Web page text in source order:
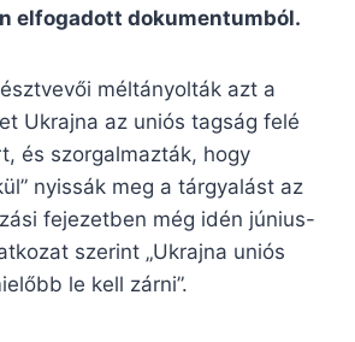
elfogadott dokumentumból.
méltányolták azt a
Ukrajna az uniós tagság felé
és szorgalmazták, hogy
nyissák meg a tárgyalást az
fejezetben még idén június-
szerint „Ukrajna uniós
le kell zárni”.